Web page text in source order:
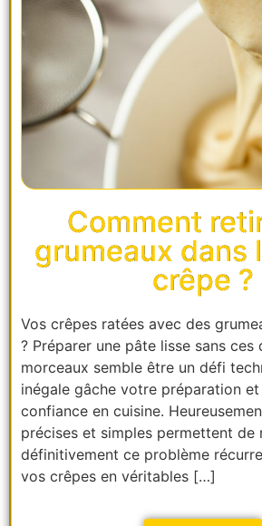
Comment
grumeaux dans
crêpe ?
Vos crêpes ratées avec des
? Préparer une pâte lisse sans ces
morceaux semble être un défi
inégale gâche votre préparation
confiance en cuisine.
précises et simples permettent de
définitivement ce problème
vos crêpes en véritables […]